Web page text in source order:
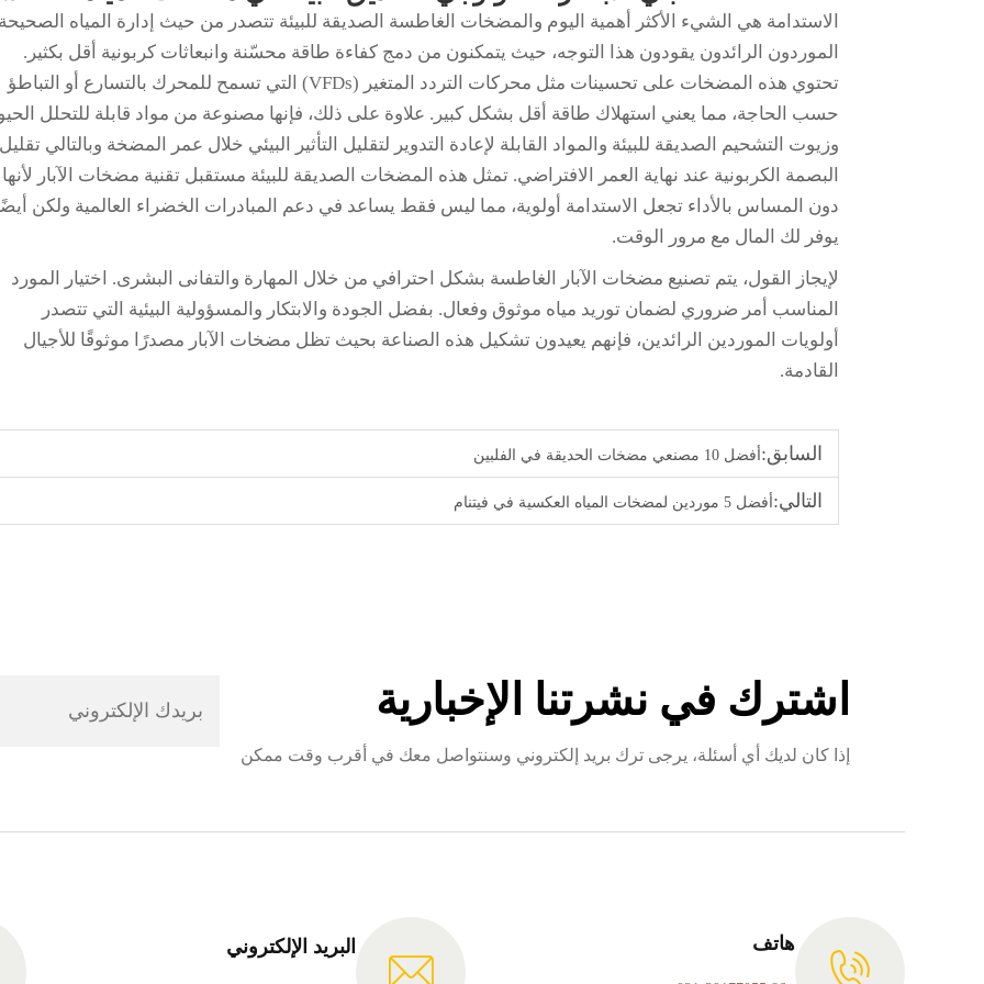
الاستدامة هي الشيء الأكثر أهمية اليوم والمضخات الغاطسة الصديقة للبيئة تتصدر من حيث إدارة المياه
الموردون الرائدون يقودون هذا التوجه، حيث يتمكنون من دمج كفاءة طاقة محسّنة وانبعاثات كربونية أقل بكثير.
تحتوي هذه المضخات على تحسينات مثل محركات التردد المتغير (VFDs) التي تسمح للمحرك بالتسارع أو التباطؤ
حسب الحاجة، مما يعني استهلاك طاقة أقل بشكل كبير. علاوة على ذلك، فإنها مصنوعة من مواد قابلة للتحلل
وزيوت التشحيم الصديقة للبيئة والمواد القابلة لإعادة التدوير لتقليل التأثير البيئي خلال عمر المضخة وبالتالي تقليل
البصمة الكربونية عند نهاية العمر الافتراضي. تمثل هذه المضخات الصديقة للبيئة مستقبل تقنية مضخات الآبار لأنها
دون المساس بالأداء تجعل الاستدامة أولوية، مما ليس فقط يساعد في دعم المبادرات الخضراء العالمية ولكن
يوفر لك المال مع مرور الوقت.
لإيجاز القول، يتم تصنيع مضخات الآبار الغاطسة بشكل احترافي من خلال المهارة والتفانى البشرى. اختيار المورد
المناسب أمر ضروري لضمان توريد مياه موثوق وفعال. بفضل الجودة والابتكار والمسؤولية البيئية التي تتصدر
أولويات الموردين الرائدين، فإنهم يعيدون تشكيل هذه الصناعة بحيث تظل مضخات الآبار مصدرًا موثوقًا للأجيال
القادمة.
السابق: أفضل 10 مصنعي مضخات الحديقة في الفلبين
التالي: أفضل 5 موردين لمضخات المياه العكسية في فيتنام
اشترك في نشرتنا الإخبارية
إذا كان لديك أي أسئلة، يرجى ترك بريد إلكتروني وسنتواصل معك في أقرب وقت ممكن
هاتف البريد الإلكتروني